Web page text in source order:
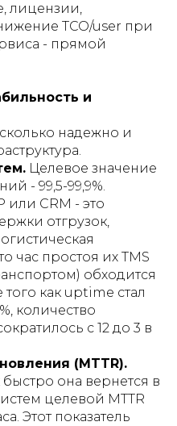
лицензии,
TCO/user при
- прямой
и
надежно и
Целевое значение
- 99,5-99,9%.
или CRM - это
отгрузок,
час простоя их TMS
обходится
как uptime стал
количество
с 12 до 3 в
(MTTR).
быстро она вернется в
целевой MTTR
Этот показатель